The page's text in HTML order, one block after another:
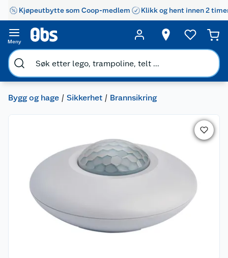
Kjøpeutbytte som Coop-medlem Klikk og hent innen 2
Meny
Bygg og hage Sikkerhet Brannsikring